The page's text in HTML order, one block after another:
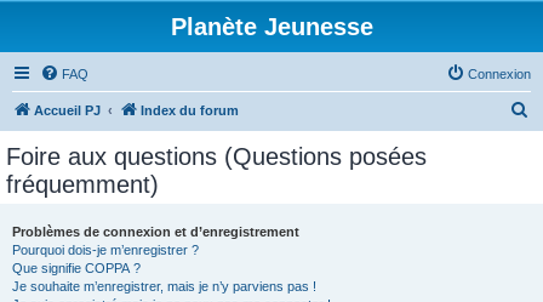
Planète Jeunesse
FAQ Connexion
Accueil PJ Index du forum
Foire aux questions (Questions posées
fréquemment)
Problèmes de connexion et d’enregistrement
Pourquoi dois-je m’enregistrer ?
Que signifie COPPA ?
Je souhaite m’enregistrer, mais je n’y parviens pas !